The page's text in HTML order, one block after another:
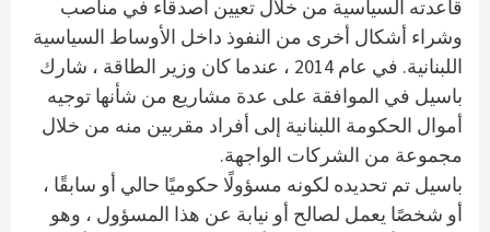
قاعدته السياسية من خلال تعيين أصدقاء في مناصب
وشراء أشكال أخرى من النفوذ داخل الأوساط السياسية
اللبنانية. في عام 2014 ، عندما كان وزير الطاقة ، شارك
باسيل في الموافقة على عدة مشاريع من شأنها توجيه
أموال الحكومة اللبنانية إلى أفراد مقربين منه من خلال
مجموعة من الشركات الواجهة.
باسيل تم تحديده لكونه مسؤولًا حكوميًا حالي أو سابقًا ،
أو شخصًا يعمل لصالح أو نيابة عن هذا المسؤول ، وهو